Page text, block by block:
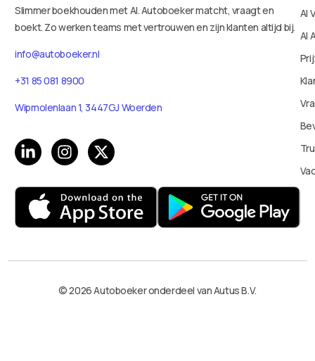
Slimmer boekhouden met AI. Autoboeker matcht, vraagt en
boekt. Zo werken teams met vertrouwen en zijn klanten altijd bij.
info@autoboeker.nl
+31 85 081 8900
Wipmolenlaan 1, 3447GJ Woerden
AI
AI
© 2026 Autoboeker onderdeel van Autus B.V.